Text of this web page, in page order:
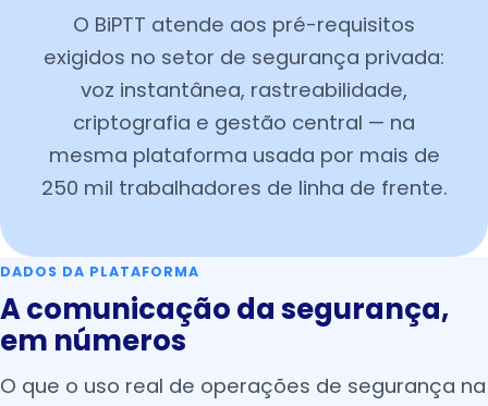
O BiPTT atende aos pré-requisitos
exigidos no setor de segurança privada:
voz instantânea, rastreabilidade,
criptografia e gestão central — na
mesma plataforma usada por mais de
250 mil trabalhadores de linha de frente.
DADOS DA PLATAFORMA
A comunicação da segurança,
em números
O que o uso real de operações de segurança na